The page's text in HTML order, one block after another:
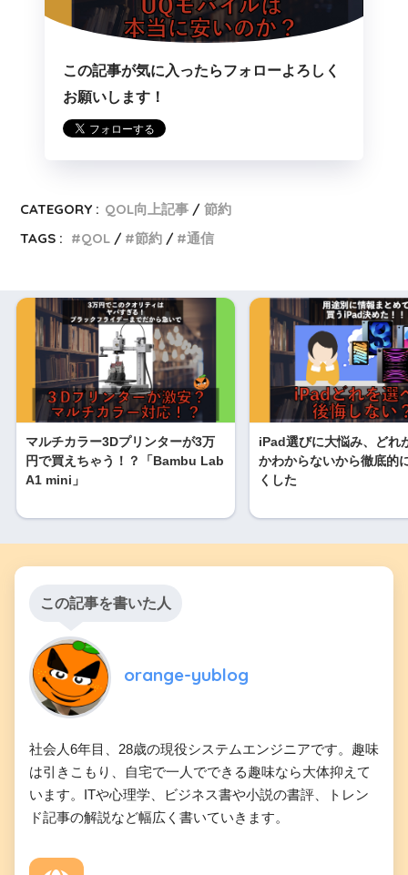
この記事が気に入ったらフォローよろしく
お願いします！
CATEGORY : QOL向上記事
節約
TAGS :
QOL 節約 通信
マルチカラー3Dプリンターが3万
円で買えちゃう！？「Bambu Lab
A1 mini」
iPad選びに大悩み、どれ
かわからないから徹底的
くした
この記事を書いた人
orange-yublog
社会人6年目、28歳の現役システムエンジニアです。趣味
は引きこもり、自宅で一人でできる趣味なら大体抑えて
います。ITや心理学、ビジネス書や小説の書評、トレン
ド記事の解説など幅広く書いていきます。